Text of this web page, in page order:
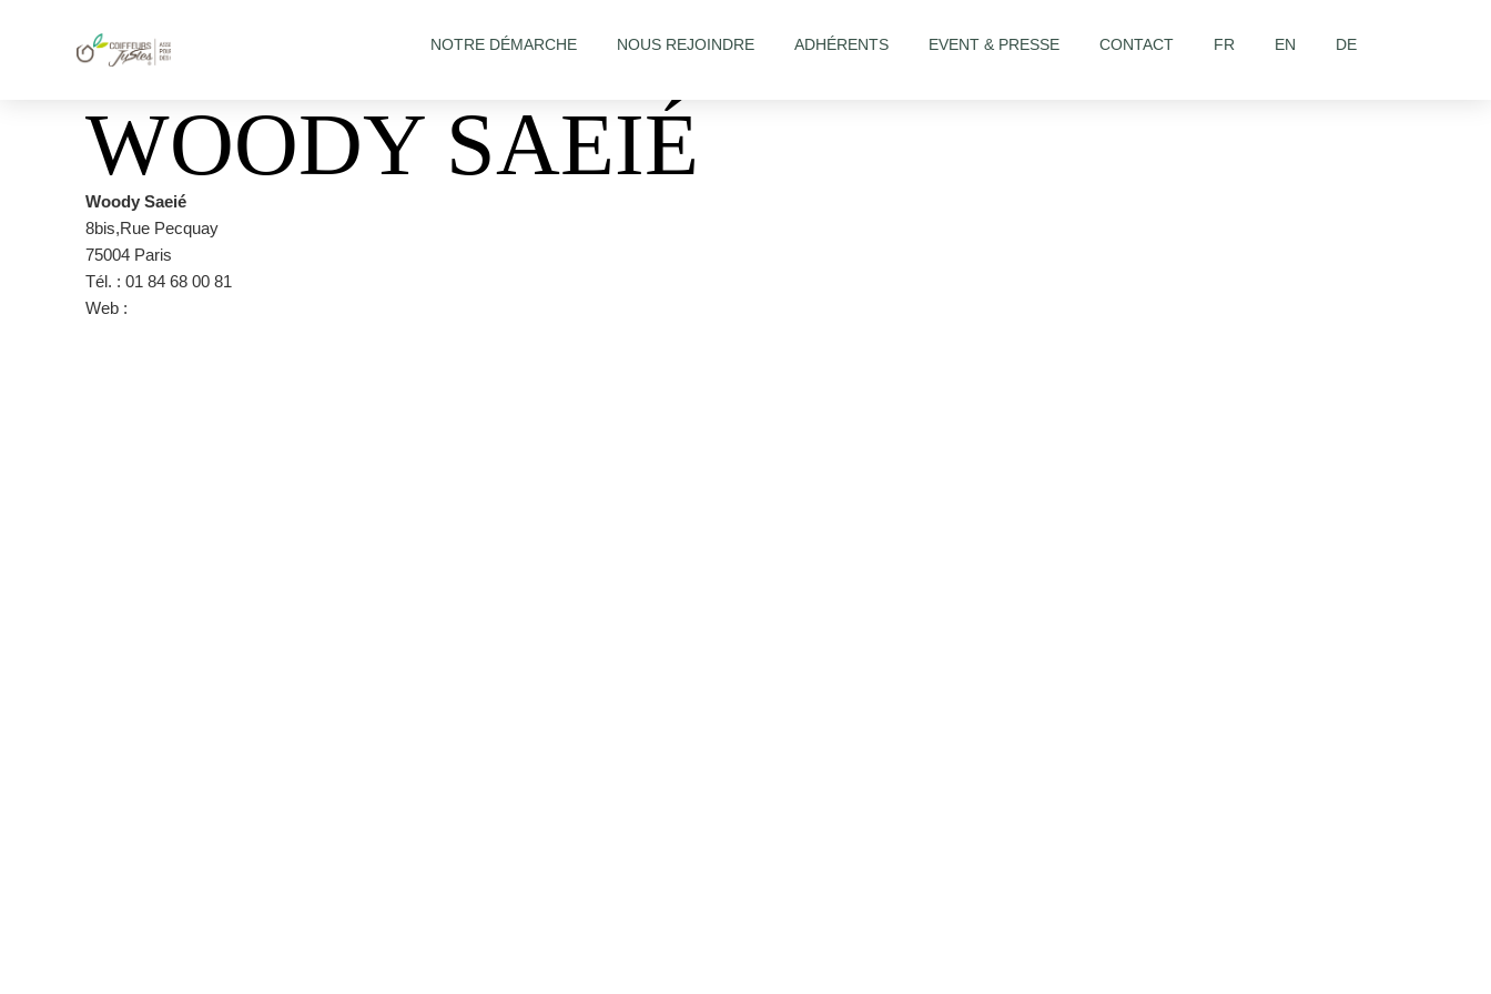
NOTRE DÉMARCHE NOUS REJOINDRE ADHÉRENTS EVENT & PRESSE CONTACT FR EN DE
WOODY SAEIÉ
Woody Saeié
8bis,Rue Pecquay
75004 Paris
Tél. : 01 84 68 00 81
Web :